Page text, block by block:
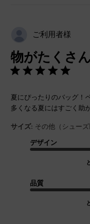
ご利用者様
物がたくさ
夏にぴったりのバッグ！
多くなる夏にはすごく助
サイズ: その他（シューズ
デザイン
品質